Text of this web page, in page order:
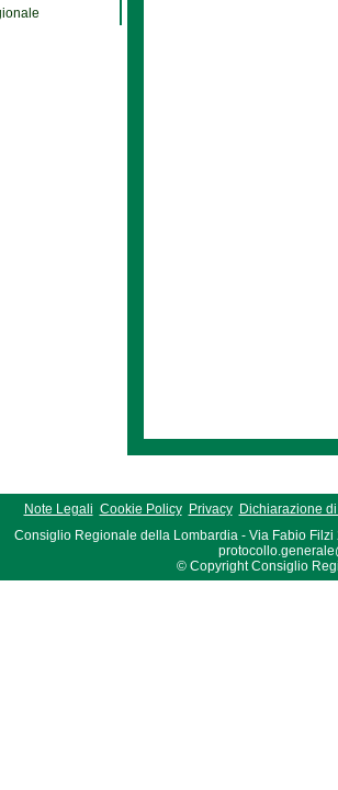
Note Legali Cookie Policy Privacy
Dichiarazione
Consiglio Regionale della Lombardia - Via Fabio Filzi
© Copyright Consiglio